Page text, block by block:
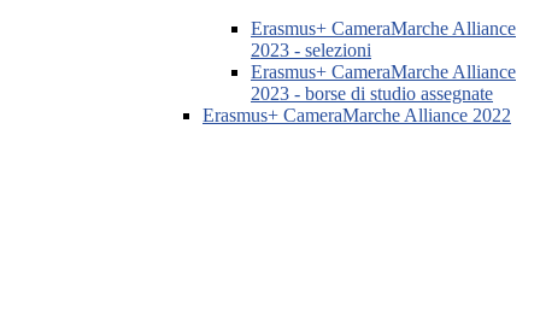
Erasmus+ CameraMarche Alliance
2023 - selezioni
Erasmus+ CameraMarche Alliance
2023 - borse di studio assegnate
Erasmus+ CameraMarche Alliance 2022